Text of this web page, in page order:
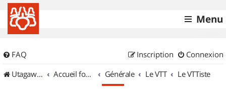
Menu
FAQ Connexion
Inscription
UtagawaVTT (Randos VTT et VTTAE avec traces GPS)
Accueil forum Générale Le VTT Le VTTiste